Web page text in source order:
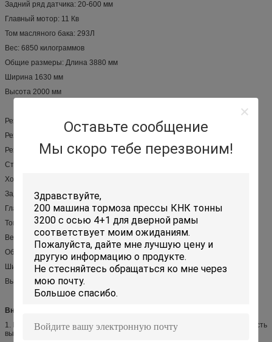
Оставьте сообщение
Мы скоро тебе перезвоним!
Задний ряд датчика: 20-600 мм
Главный мотор: 11 Кв
Том масляного бака: 293Л
Вес: 6850 килограммов
Общие размеры: Длина 3880 мм
Ширина 1630 мм
Высота 2000 мм
Режим: КК11И-8С4000
Режа размер: толщина 8мм, длина 4000мм
Режа угол: 0.5-2 градуса
Струбцины плиты: 20 частей
Ходы: 10 раз в минуту
Задний ряд датчика: 20-600 мм
Главный мотор: 15 Кв
Том масляного бака: 480Л
Вес: 9300 килограммов
Общие размеры: Длина 4680 мм
Ширина 1700 мм
Высота 2125 мм
Внедрение продукции:
1. Принимающ путь гильдии завальцовки с трехочковым суппоорт, точность
вырезывания смогла быть поддержана хорошо